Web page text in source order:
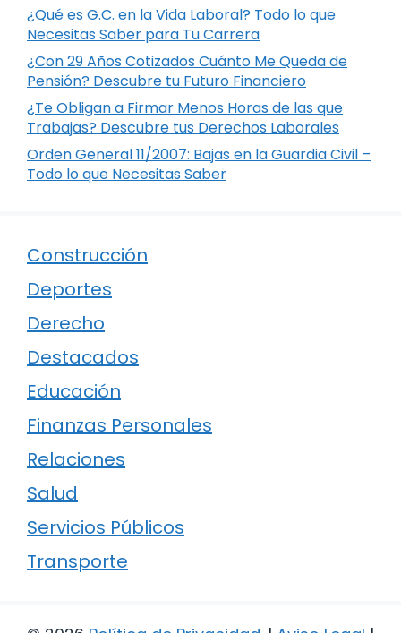
¿Qué es G.C. en la Vida Laboral? Todo lo que
Necesitas Saber para Tu Carrera
¿Con 29 Años Cotizados Cuánto Me Queda de
Pensión? Descubre tu Futuro Financiero
¿Te Obligan a Firmar Menos Horas de las que
Trabajas? Descubre tus Derechos Laborales
Orden General 11/2007: Bajas en la Guardia Civil –
Todo lo que Necesitas Saber
Construcción
Deportes
Derecho
Destacados
Educación
Finanzas Personales
Relaciones
Salud
Servicios Públicos
Transporte